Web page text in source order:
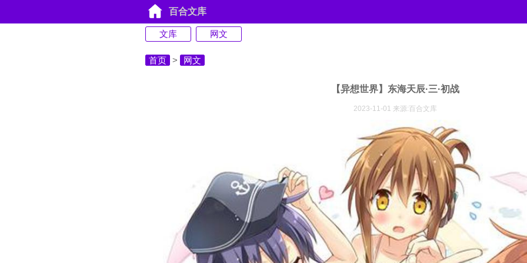
百合文库
文库 网文
首页 > 网文
【异想世界】东海天辰·三·初战
2023-11-01 来源:百合文库